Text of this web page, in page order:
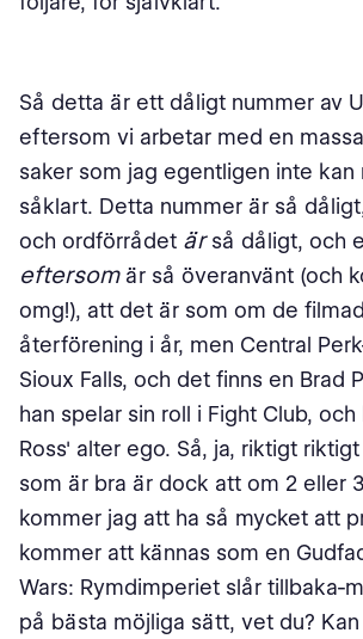
Så detta är ett dåligt nummer av
eftersom vi arbetar med en
saker som jag egentligen inte kan
såklart. Detta nummer är så
och ordförrådet ärså dåligt, och
eftersomär så överanvänt (och
omg!), att det är som om de
återförening i år, men Central
Sioux Falls, och det finns en Brad
han spelar sin roll i Fight Club, och
Ross' alter ego. Så, ja, riktigt
som är bra är dock att om 2 eller
kommer jag att ha så mycket att
kommer att kännas som en
Wars: Rymdimperiet slår tillbaka-
på bästa möjliga sätt, vet du?